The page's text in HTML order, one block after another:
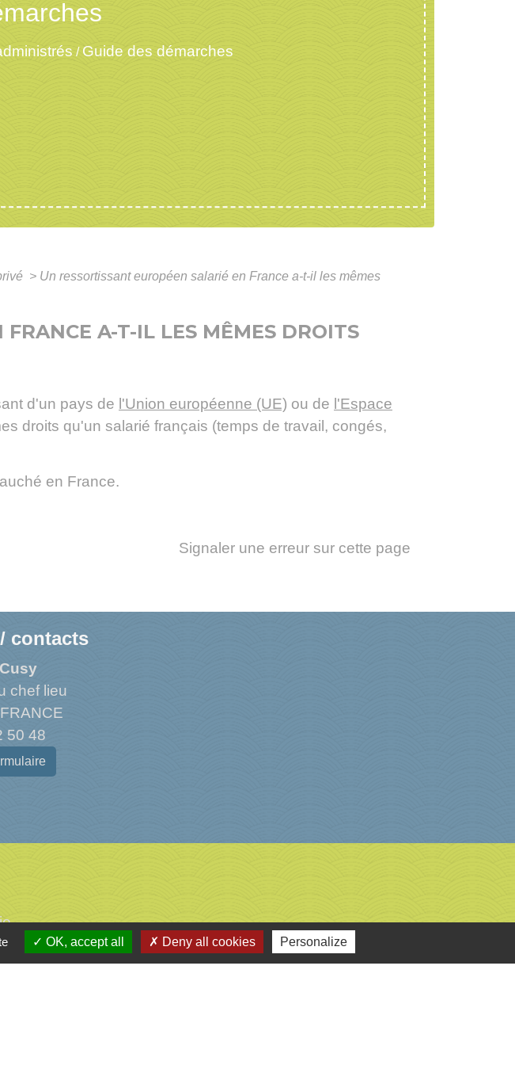
/ Guide des démarches
> Un ressortissant européen salarié en France a-t-il les mêmes
A-T-IL LES MÊMES DROITS
d'un pays de l'Union européenne (UE) ou de l'Espace
droits qu'un salarié français (temps de travail, congés,
en France.
Signaler une erreur sur cette page
contacts
chef lieu
50 48
OK, accept all Deny all cookies Personalize